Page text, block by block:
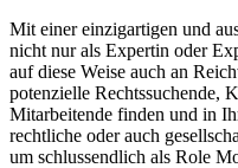
Mit einer einzigartigen und
nicht nur als Expertin oder
auf diese Weise auch an
potenzielle Rechtssuchende,
Mitarbeitende finden und in
rechtliche oder auch
um schlussendlich als Role